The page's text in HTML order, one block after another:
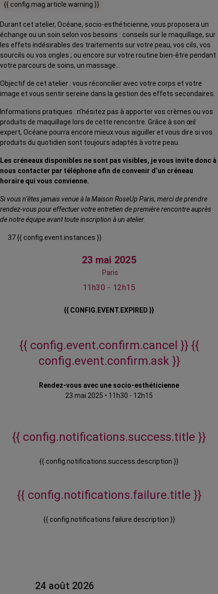
{{ config.mag.article.warning }}
Durant cet atelier, Océane, socio-esthéticienne, vous proposera un
échange ou un soin selon vos besoins : conseils sur le maquillage, sur
les effets indésirables des traitements sur votre peau, vos cils, vos
sourcils ou vos ongles ; ou encore sur votre routine bien-être pendant
votre parcours de soins, un massage…
Objectif de cet atelier : vous réconcilier avec votre corps et votre
image et vous sentir sereine dans la gestion des effets secondaires.
Informations pratiques : n’hésitez pas à apporter vos crèmes ou vos
produits de maquillage lors de cette rencontre. Grâce à son œil
expert, Océane pourra encore mieux vous aiguiller et vous dire si vos
produits du quotidien sont toujours adaptés à votre peau.
Les créneaux disponibles ne sont pas visibles, je vous invite donc à
nous contacter par téléphone afin de convenir d’un créneau
horaire qui vous convienne.
Si vous n’êtes jamais venue à la Maison RoseUp Paris, merci de prendre
rendez-vous pour effectuer votre entretien de première rencontre auprès
de notre équipe avant toute inscription à un atelier.
37 {{ config.event.instances }}
23 mai 2025
Paris
11h30 - 12h15
{{ CONFIG.EVENT.EXPIRED }}
{{ config.event.confirm.cancel }} {{
config.event.confirm.ask }}
Rendez-vous avec une socio-esthéticienne
23 mai 2025 • 11h30 - 12h15
{{ config.notifications.success.title }}
{{ config.notifications.success.description }}
{{ config.notifications.failure.title }}
{{ config.notifications.failure.description }}
24 août 2026